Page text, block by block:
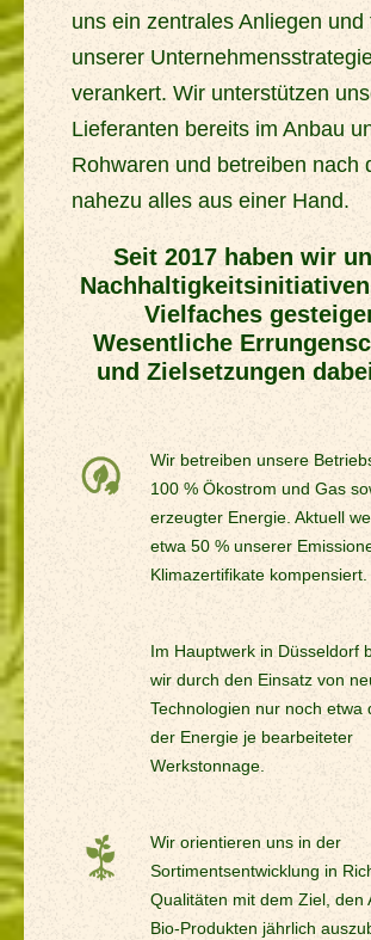
uns ein zentrales Anliegen und
unserer
verankert. Wir unterstützen
Lieferanten bereits im Anbau
Rohwaren und betreiben nach
nahezu alles aus einer Hand.
Seit 2017 haben wir
Seit 2017 haben wir
Vielfaches
Wesentliche
und Zielsetzungen
Wir betreiben unsere
100 % Ökostrom und Gas
erzeugter Energie. Aktuell
etwa 50 % unserer
Klimazertifikate kompensiert.
Im Hauptwerk in Düsseldorf
wir durch den Einsatz von
Technologien nur noch etwa
der Energie je bearbeiteter
Werkstonnage.
Wir orientieren uns in der
Sortimentsentwicklung in
Qualitäten mit dem Ziel, den
Bio-Produkten jährlich